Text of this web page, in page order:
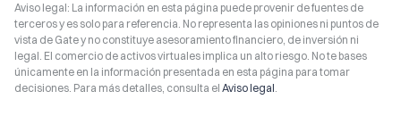
Aviso legal: La información en esta página puede provenir de fuentes de
terceros y es solo para referencia. No representa las opiniones ni puntos de
vista de Gate y no constituye asesoramiento financiero, de inversión ni
legal. El comercio de activos virtuales implica un alto riesgo. No te bases
únicamente en la información presentada en esta página para tomar
decisiones. Para más detalles, consulta el Aviso legal.